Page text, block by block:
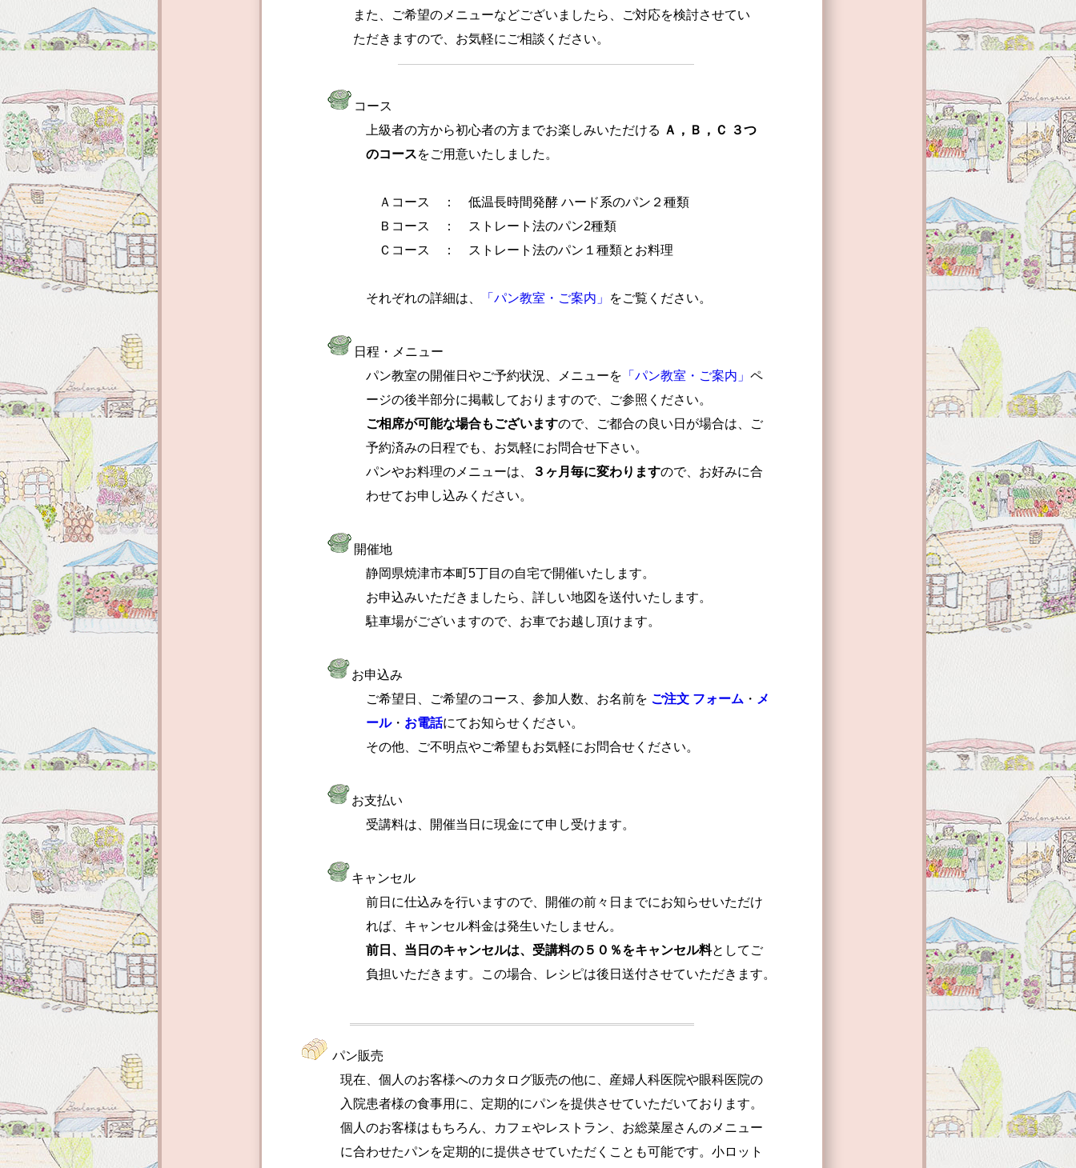
また、ご希望のメニューなどございましたら、ご対応を検討させてい
ただきますので、お気軽にご相談ください。
コース
上級者の方から初心者の方までお楽しみいただける Ａ，Ｂ，Ｃ ３つ
のコースをご用意いたしました。
Ａコース ： 低温長時間発酵 ハード系のパン２種類
Ｂコース ： ストレート法のパン2種類
Ｃコース ： ストレート法のパン１種類とお料理
それぞれの詳細は、 「パン教室・ご案内」 をご覧ください。
日程・メニュー
パン教室の開催日やご予約状況、メニューを 「パン教室・ご案内」 ペ
ージの後半部分に掲載しておりますので、ご参照ください。
ご相席が可能な場合もございますので、ご都合の良い日が場合は、ご
予約済みの日程でも、お気軽にお問合せ下さい。
パンやお料理のメニューは、
３ヶ月毎に変わりますので、お好みに合
わせてお申し込みください。
開催地
静岡県焼津市本町5丁目の自宅で開催いたします。
お申込みいただきましたら、詳しい地図を送付いたします。
駐車場がございますので、お車でお越し頂けます。
お申込み
ご希望日、ご希望のコース、参加人数、お名前を ご注文 フォーム ・ メ
ール・ お電話にてお知らせください。
その他、ご不明点やご希望もお気軽にお問合せください。
お支払い
受講料は、開催当日に現金にて申し受けます。
キャンセル
前日に仕込みを行いますので、開催の前々日までにお知らせいただけ
れば、キャンセル料金は発生いたしません。
前日、当日のキャンセルは、受講料の５０％をキャンセル料としてご
負担いただきます。この場合、レシピは後日送付させていただきます。
パン販売
現在、個人のお客様へのカタログ販売の他に、産婦人科医院や眼科医院の
入院患者様の食事用に、定期的にパンを提供させていただいております。
個人のお客様はもちろん、カフェやレストラン、お総菜屋さんのメニュー
に合わせたパンを定期的に提供させていただくことも可能です。小ロット